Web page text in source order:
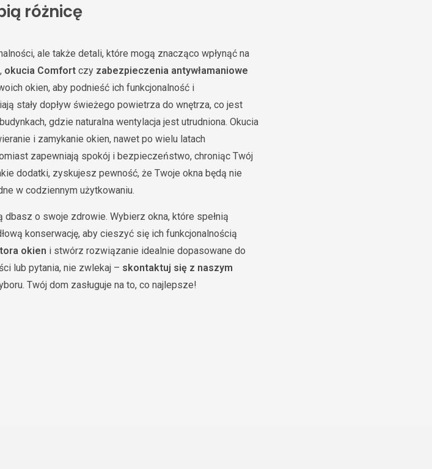
różnicę
ale także detali, które mogą znacząco wpłynąć na
, okucia Comfort czy zabezpieczenia antywłamaniowe
okien, aby podnieść ich funkcjonalność i
stały dopływ świeżego powietrza do wnętrza, co jest
gdzie naturalna wentylacja jest utrudniona. Okucia
i zamykanie okien, nawet po wielu latach
zapewniają spokój i bezpieczeństwo, chroniąc Twój
dodatki, zyskujesz pewność, że Twoje okna będą nie
w codziennym użytkowaniu.
o swoje zdrowie. Wybierz okna, które spełnią
konserwację, aby cieszyć się ich funkcjonalnością
okien i stwórz rozwiązanie idealnie dopasowane do
lub pytania, nie zwlekaj – skontaktuj się z naszym
Twój dom zasługuje na to, co najlepsze!